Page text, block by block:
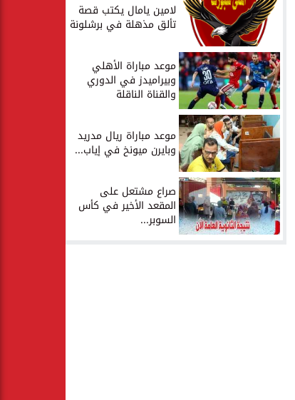
لامين يامال يكتب قصة
تألق مذهلة في برشلونة
موعد مباراة الأهلي
وبيراميدز في الدوري
والقناة الناقلة
موعد مباراة ريال مدريد
وبايرن ميونخ في إياب...
صراع مشتعل على
المقعد الأخير في كأس
السوبر...